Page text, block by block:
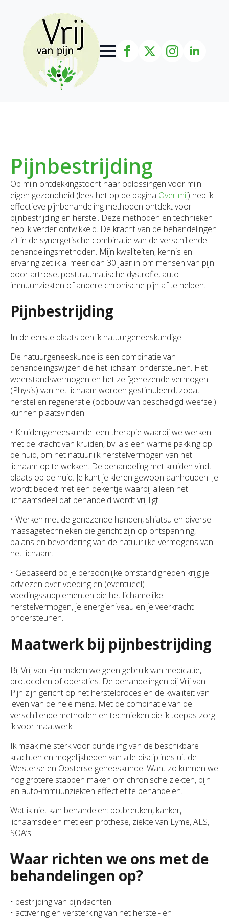
Pijnbestrijding
Op mijn ontdekkingstocht naar oplossingen voor mijn
eigen gezondheid (lees het op de pagina Over mij) heb ik
effectieve pijnbehandeling methoden ontdekt voor
pijnbestrijding en herstel. Deze methoden en technieken
heb ik verder ontwikkeld. De kracht van de behandelingen
zit in de synergetische combinatie van de verschillende
behandelingsmethoden. Mijn kwaliteiten, kennis en
ervaring zet ik al meer dan 30 jaar in om mensen van pijn
door artrose, posttraumatische dystrofie, auto-
immuunziekten of andere chronische pijn af te helpen.
Pijnbestrijding
In de eerste plaats ben ik natuurgeneeskundige.
De natuurgeneeskunde is een combinatie van
behandelingswijzen die het lichaam ondersteunen. Het
weerstandsvermogen en het zelfgenezende vermogen
(Physis) van het lichaam worden gestimuleerd, zodat
herstel en regeneratie (opbouw van beschadigd weefsel)
kunnen plaatsvinden.
• Kruidengeneeskunde: een therapie waarbij we werken
met de kracht van kruiden, bv. als een warme pakking op
de huid, om het natuurlijk herstelvermogen van het
lichaam op te wekken. De behandeling met kruiden vindt
plaats op de huid. Je kunt je kleren gewoon aanhouden. Je
wordt bedekt met een dekentje waarbij alleen het
lichaamsdeel dat behandeld wordt vrij ligt.
• Werken met de genezende handen, shiatsu en diverse
massagetechnieken die gericht zijn op ontspanning,
balans en bevordering van de natuurlijke vermogens van
het lichaam.
• Gebaseerd op je persoonlijke omstandigheden krijg je
adviezen over voeding en (eventueel)
voedingssupplementen die het lichamelijke
herstelvermogen, je energieniveau en je veerkracht
ondersteunen.
Maatwerk bij pijnbestrijding
Bij Vrij van Pijn maken we geen gebruik van medicatie,
protocollen of operaties. De behandelingen bij Vrij van
Pijn zijn gericht op het herstelproces en de kwaliteit van
leven van de hele mens. Met de combinatie van de
verschillende methoden en technieken die ik toepas zorg
ik voor maatwerk.
Ik maak me sterk voor bundeling van de beschikbare
krachten en mogelijkheden van alle disciplines uit de
Westerse en Oosterse geneeskunde. Want zo kunnen we
nog grotere stappen maken om chronische ziekten, pijn
en auto-immuunziekten effectief te behandelen.
Wat ik niet kan behandelen: botbreuken, kanker,
lichaamsdelen met een prothese, ziekte van Lyme, ALS,
SOA’s.
Waar richten we ons met de
behandelingen op?
• bestrijding van pijnklachten
• activering en versterking van het herstel- en